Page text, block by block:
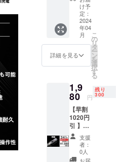
のリ
ターン
はX2
Light（
ライ
ト）は
付属し
容 自転
車取り
付け用
ホル
ダー×1
※税込、
送料込
みの価
格とな
りま
販売予
定価格
3,000円
36%OF
F X2
Light 1
個をお
送りい
す。 ■
商品内
容 X2
Light ×1
専用シ
リコン
製
シェー
扱説明
け予
定：
2024
年04
月
詳細を見る
こ
の
リ
タ
ー
ン
を
選
択
す
る
1,9
80 円
残り
300
【早割
1020円
引 】X2
Light
300個限
販売予
支援
者：
0人
お届